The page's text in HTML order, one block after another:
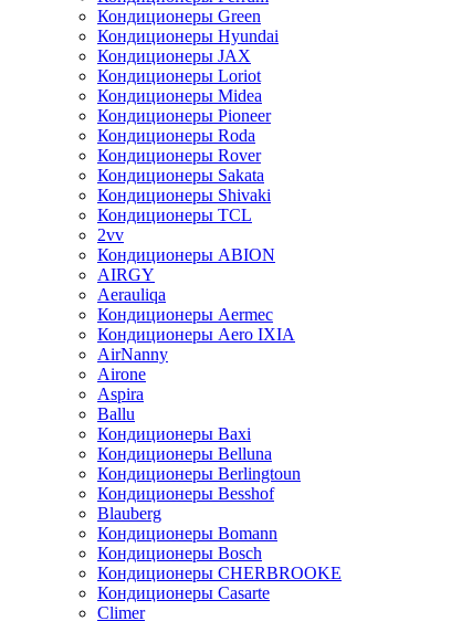
Кондиционеры Green
Кондиционеры Hyundai
Кондиционеры JAX
Кондиционеры Loriot
Кондиционеры Midea
Кондиционеры Pioneer
Кондиционеры Roda
Кондиционеры Rover
Кондиционеры Sakata
Кондиционеры Shivaki
Кондиционеры TCL
2vv
Кондиционеры ABION
AIRGY
Aerauliqa
Кондиционеры Aermec
Кондиционеры Aero IXIA
AirNanny
Airone
Aspira
Ballu
Кондиционеры Baxi
Кондиционеры Belluna
Кондиционеры Berlingtoun
Кондиционеры Besshof
Blauberg
Кондиционеры Bomann
Кондиционеры Bosch
Кондиционеры CHERBROOKE
Кондиционеры Casarte
Climer